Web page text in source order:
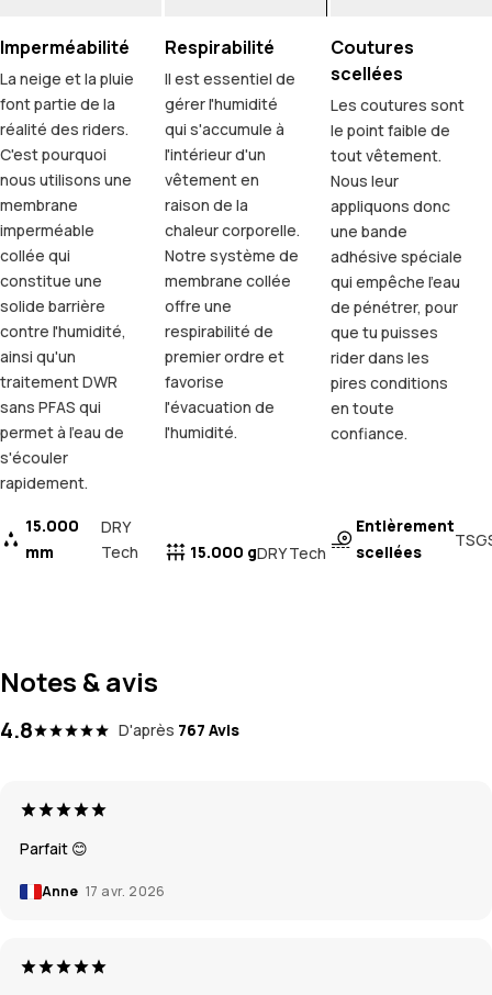
Imperméabilité
La neige et la pluie
font partie de la
réalité des riders.
C'est pourquoi
nous utilisons une
membrane
imperméable
collée qui
constitue une
solide barrière
contre l'humidité,
ainsi qu'un
traitement DWR
sans PFAS qui
permet à l'eau de
s'écouler
rapidement.
15.000
mm
DRY
Tech
Respirabilité
Il est essentiel de
gérer l'humidité
qui s'accumule à
l'intérieur d'un
vêtement en
raison de la
chaleur corporelle.
Notre système de
membrane collée
offre une
respirabilité de
premier ordre et
favorise
l'évacuation de
l'humidité.
15.000 gDRY Tech
Coutures
scellées
Les coutures sont
le point faible de
tout vêtement.
Nous leur
appliquons donc
une bande
adhésive spéciale
qui empêche l'eau
de pénétrer, pour
que tu puisses
rider dans les
pires conditions
en toute
confiance.
Entièrement
scellées
Notes & avis
4.8 D'après 767 Avis
Parfait 😊
Anne 17 avr. 2026